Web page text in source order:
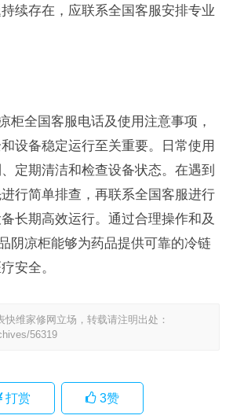
续存在，应联系全国客服安排专业
柜全国客服电话及使用注意事项，
设备稳定运行至关重要。日常使用
定期清洁和检查设备状态。在遇到
行简单排查，再联系全国客服进行
长期高效运行。通过合理操作和及
阴凉柜能够为药品提供可靠的冷链
安全。
维家修网立场，转载请注明出处：
56319
打赏 3赞